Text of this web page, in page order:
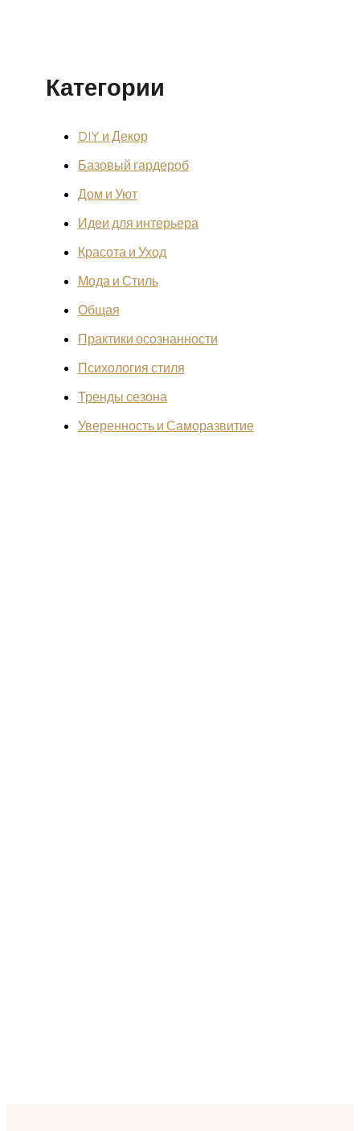
Категории
DIY и Декор
Базовый гардероб
Дом и Уют
Идеи для интерьера
Красота и Уход
Мода и Стиль
Общая
Практики осознанности
Психология стиля
Тренды сезона
Уверенность и Саморазвитие